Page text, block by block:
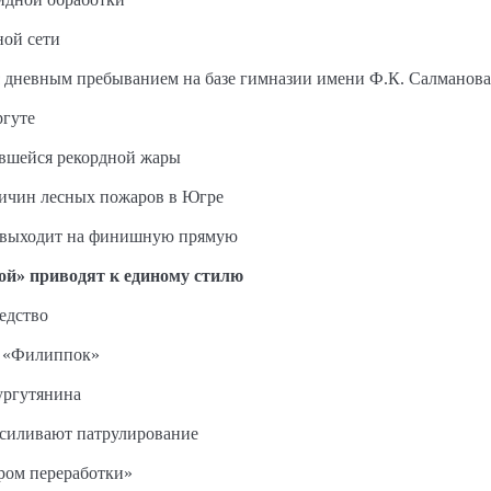
сети
дневным пребыванием на базе гимназии имени Ф.К. Салманова
рекордной жары
лесных пожаров в Югре
выходит на финишную прямую
приводят к единому стилю
«Филиппок»
патрулирование
переработки»